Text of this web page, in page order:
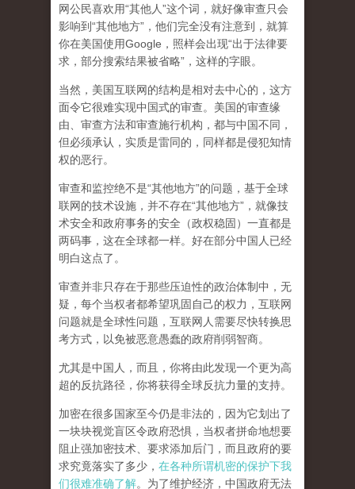
网公民喜欢用“其他人”这个词，就好像审查只会
影响到“其他地方”，他们完全没有注意到， 就算
你在美国使用Google，照样会出现“出于法律要
求，部分搜索结果被省略”，这样的字眼。
当然，美国互联网的结构是相对去中心的，这方
面令它很难实现中国式的审查。美国的审查缘
由、审查方法和审查施行机构，都与中国不同，
但必须承认， 实质是雷同的，同样都是侵犯知情
权的恶行。
审查和监控绝不是“其他地方”的问题，基于全球
联网的技术设施，并不存在“其他地方”，就像技
术安全和政府事务的安全（政权稳固）一直都是
两码事，这在全球都一样。好在部分中国人已经
明白这点了。
审查并非只存在于那些压迫性的政治体制中，无
疑，每个当权者都希望巩固自己的权力，互联网
问题就是全球性问题，互联网人需要尽快转换思
考方式，以免被恶意愚蠢的政府削弱智商。
尤其是中国人，而且，你将由此发现一个更为高
超的反抗路径，你将获得全球反抗力量的支持。
加密在很多国家至今仍是非法的，因为它划出了
一块块视觉盲区令政府恐惧，当权者拼命地想要
阻止强加密技术、要求添加后门，而且政府的要
求究竟落实了多少， 在各种所谓机密的保护下我
们很难准确了解。为了维护经济，中国政府无法